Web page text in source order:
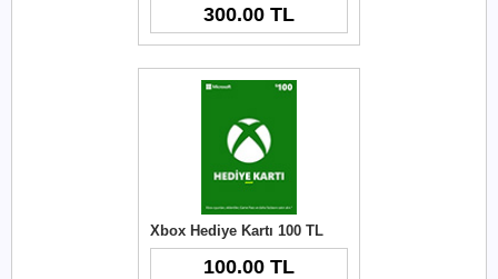
300.00 TL
Xbox Hediye Kartı 100 TL
100.00 TL